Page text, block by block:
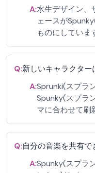
A:水生デザイン、
ェースが
ものにしていま
Q:新しいキャラクター
A:Sprunki(スプラ
Spunky(スプラ
マに合わせて刷
Q:自分の音楽を共有で
A:Spunky(スプラ